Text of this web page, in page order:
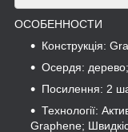
ОСОБЕННОСТИ
Конструкція:
Осердя: дерево;
Посилення: 2
Технології:
Graphene;